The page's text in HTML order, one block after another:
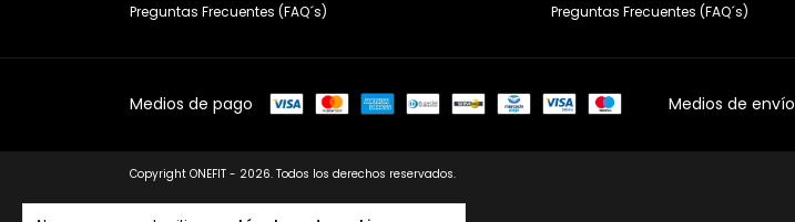
Preguntas Frecuentes (FAQ´s) Preguntas Frecuentes (FAQ´s)
Medios de pago Medios de envío
Copyright ONEFIT - 2026. Todos los derechos reservados.